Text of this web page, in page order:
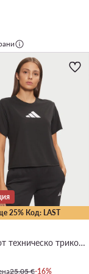
25% Код: LAST
Тениска от техническо трико · Черен
25,05 €-16%